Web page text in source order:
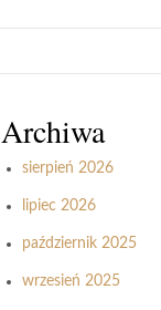
Archiwa
sierpień 2026
lipiec 2026
październik 2025
wrzesień 2025